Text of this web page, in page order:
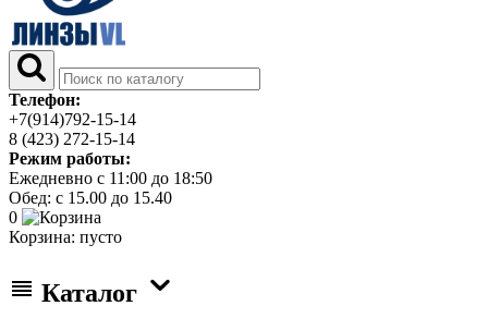
Телефон:
+7(914)792-15-14
8 (423) 272-15-14
Режим работы:
Ежедневно с 11:00 до 18:50
Обед: с 15.00 до 15.40
0
Корзина: пусто
Каталог